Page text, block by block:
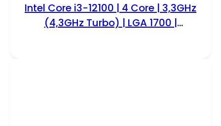
Intel Core i3-12100 | 4 Core | 3,3GHz
(4,3GHz Turbo) | LGA 1700 |